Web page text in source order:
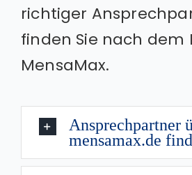
richtiger
finden Sie nach dem
MensaMax.
Ansprechpartner
mensamax.de